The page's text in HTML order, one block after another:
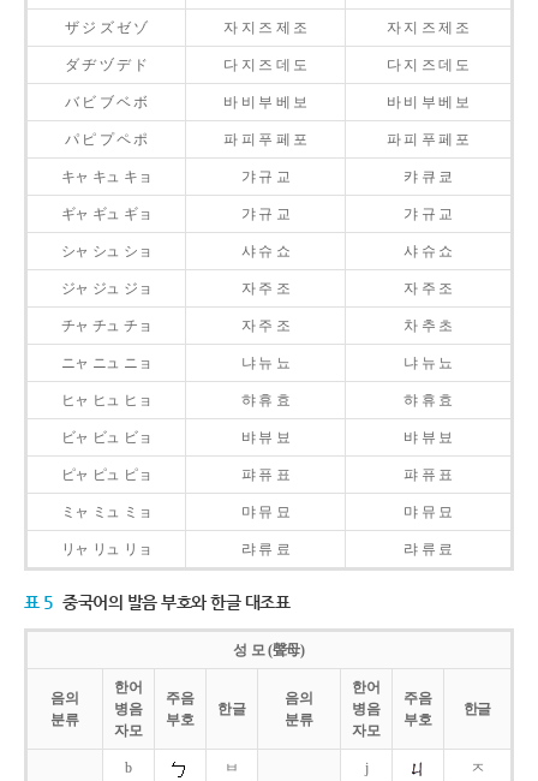
ザ ジ ズ ゼ ゾ 자 지 즈 제 조 자 지 즈 제 조
ダ ヂ ヅ デ ド 다 지 즈 데 도 다 지 즈 데 도
バ ビ ブ ベ ボ 바 비 부 베 보 바 비 부 베 보
パ ピ プ ペ ポ 파 피 푸 페 포 파 피 푸 페 포
キャ キュ キョ 갸 규 교 캬 큐 쿄
ギャ ギュ ギョ 갸 규 교 갸 규 교
シャ シュ ショ 샤 슈 쇼 샤 슈 쇼
ジャ ジュ ジョ 자 주 조 자 주 조
チャ チュ チョ 자 주 조 차 추 초
ニャ ニュ ニョ 냐 뉴 뇨 냐 뉴 뇨
ヒャ ヒュ ヒョ 햐 휴 효 햐 휴 효
ビャ ビュ ビョ 뱌 뷰 뵤 뱌 뷰 뵤
ピャ ピュ ピョ 퍄 퓨 표 퍄 퓨 표
ミャ ミュ ミョ 먀 뮤 묘 먀 뮤 묘
リャ リュ リョ 랴 류 료 랴 류 료
표 5 중국어의 발음 부호와 한글 대조표
성 모 (聲母)
음의
분류
한어
병음
자모
주음
부호
한글
음의
분류
한어
병음
자모
주음
부호
한글
b
ㅂ
j ㅈ